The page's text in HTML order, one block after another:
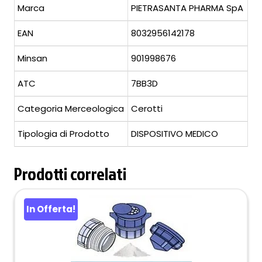
Marca PIETRASANTA PHARMA SpA
EAN 8032956142178
Minsan 901998676
ATC 7BB3D
Categoria Merceologica Cerotti
Tipologia di Prodotto DISPOSITIVO MEDICO
Prodotti correlati
In Offerta!